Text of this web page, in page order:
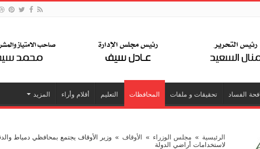
الفساد تحقيقات و ملفات المحافظات التعليم أقلام وأراء المزيد
الرئيسية » مجلس الوزراء » الأوقاف » وزير الأوقاف يجتمع بمحافظي دمياط
لاستخدامات أراضي الدولة